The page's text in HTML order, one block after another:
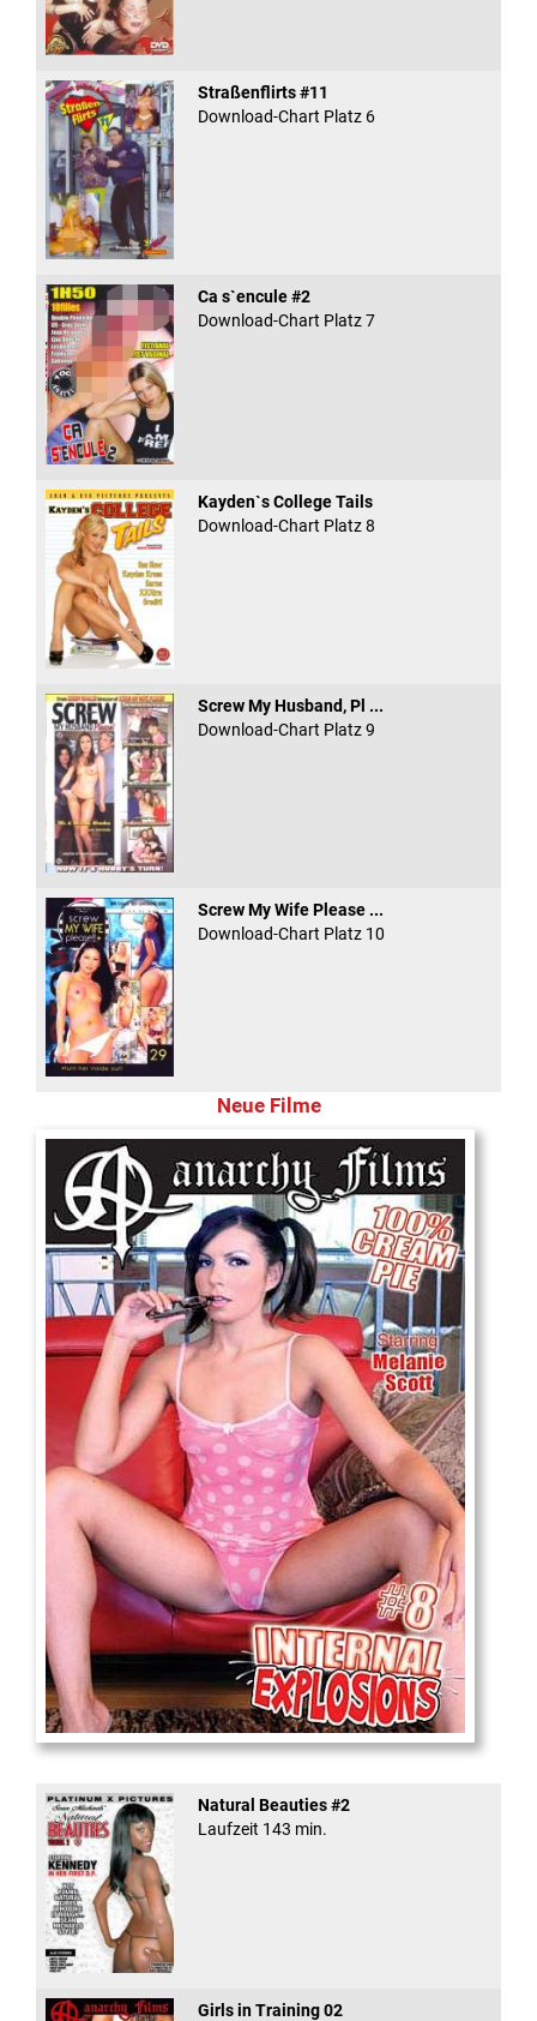
Straßenflirts #11
Download-Chart Platz 6
Ca s`encule #2
Download-Chart Platz 7
Kayden`s College Tails
Download-Chart Platz 8
Screw My Husband, Pl ...
Download-Chart Platz 9
Screw My Wife Please ...
Download-Chart Platz 10
Neue Filme
Internal Explosionen
Natural Beauties #2
Laufzeit 143 min.
Girls in Training 02